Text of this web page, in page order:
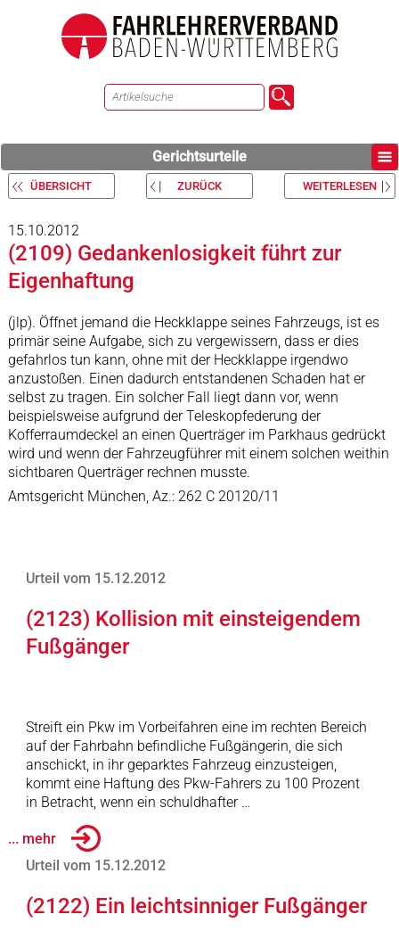
Gerichtsurteile
ÜBERSICHT ZURÜCK WEITERLESEN
15.10.2012
(2109) Gedankenlosigkeit führt zur
Eigenhaftung
(jlp). Öffnet jemand die Heckklappe seines Fahrzeugs, ist es
primär seine Aufgabe, sich zu vergewissern, dass er dies
gefahrlos tun kann, ohne mit der Heckklappe irgendwo
anzustoßen. Einen dadurch entstandenen Schaden hat er
selbst zu tragen. Ein solcher Fall liegt dann vor, wenn
beispielsweise aufgrund der Teleskopfederung der
Kofferraumdeckel an einen Querträger im Parkhaus gedrückt
wird und wenn der Fahrzeugführer mit einem solchen weithin
sichtbaren Querträger rechnen musste.
Amtsgericht München, Az.: 262 C 20120/11
Urteil vom 15.12.2012
(2123) Kollision mit einsteigendem
Fußgänger
Streift ein Pkw im Vorbeifahren eine im rechten Bereich
auf der Fahrbahn befindliche Fußgängerin, die sich
anschickt, in ihr geparktes Fahrzeug einzusteigen,
kommt eine Haftung des Pkw-Fahrers zu 100 Prozent
in Betracht, wenn ein schuldhafter …
... mehr
Urteil vom 15.12.2012
(2122) Ein leichtsinniger Fußgänger